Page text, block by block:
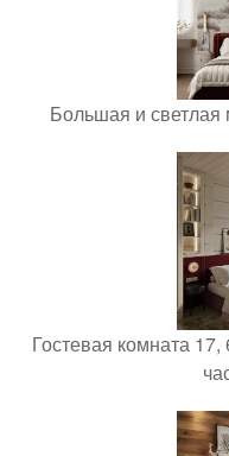
Большая и светлая
Гостевая комната